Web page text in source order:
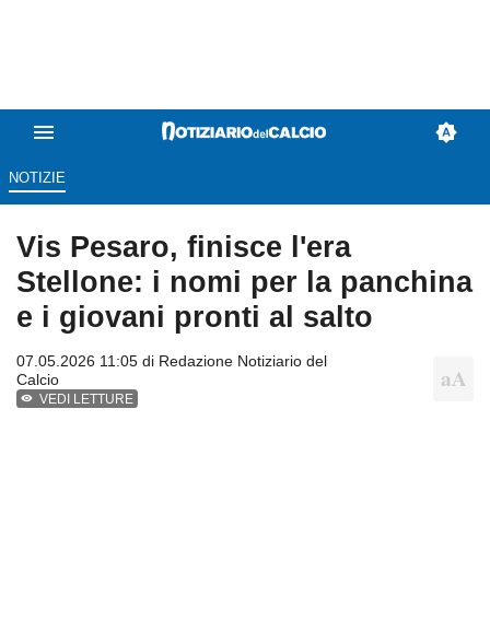
NOTIZIE
Vis Pesaro, finisce l'era
Stellone: i nomi per la panchina
e i giovani pronti al salto
07.05.2026 11:05 di Redazione Notiziario del
Calcio
VEDI LETTURE